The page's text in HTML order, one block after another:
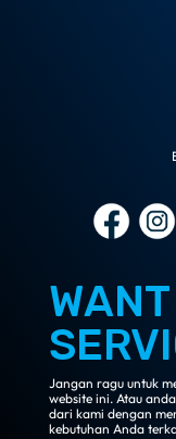
Jangan ragu untuk
website ini. Atau
dari kami dengan
kebutuhan Anda